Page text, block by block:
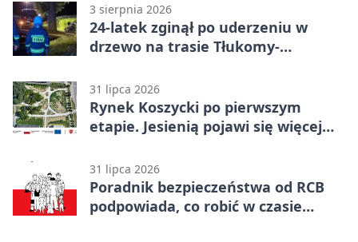
3 sierpnia 2026
24-latek zginął po uderzeniu w
drzewo na trasie Tłukomy-
31 lipca 2026
Rynek Koszycki po pierwszym
etapie. Jesienią pojawi się więcej
31 lipca 2026
Poradnik bezpieczeństwa od RCB
podpowiada, co robić w czasie